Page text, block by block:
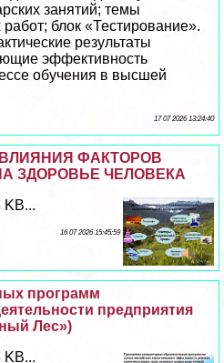
занятий; темы
блок «Тестирование».
результаты
эффективность
обучения в высшей
17 07 2026 13:24:40
ФАКТОРОВ
ЗДОРОВЬЕ ЧЕЛОВЕКА
16 07 2026 15:45:59
программ
предприятия
Лес»)